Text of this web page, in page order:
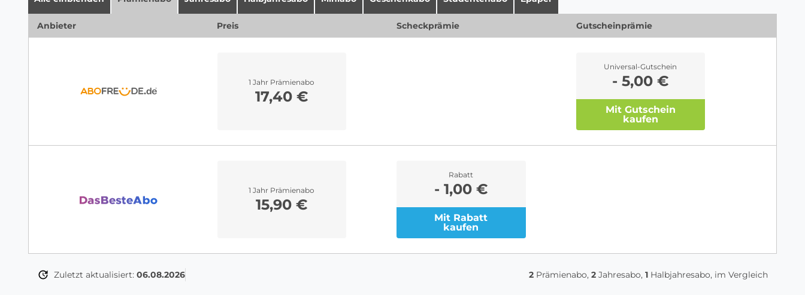
Anbieter Preis Scheckprämie Gutscheinprämie
1 Jahr Prämienabo
17,40 €
Universal-Gutschein
- 5,00 €
Mit Gutschein
kaufen
1 Jahr Prämienabo
15,90 €
Rabatt
- 1,00 €
Mit Rabatt
kaufen
Zuletzt aktualisiert: 06.08.2026 2 Prämienabo, 2 Jahresabo, 1 Halbjahresabo, im Vergleich